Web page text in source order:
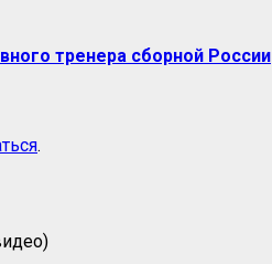
тренера сборной России
.